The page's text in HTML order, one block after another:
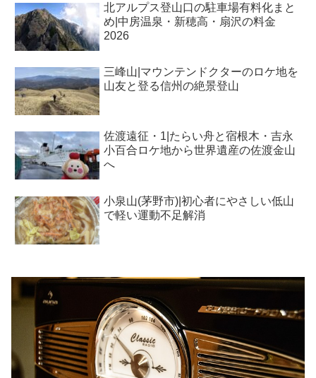
北アルプス登山口の駐車場有料化まと
め|中房温泉・新穂高・扇沢の料金
2026
三峰山|マウンテンドクターのロケ地を
山友と登る信州の絶景登山
佐渡遠征・1|たらい舟と宿根木・吉永
小百合ロケ地から世界遺産の佐渡金山
へ
小泉山(茅野市)|初心者にやさしい低山
で軽い運動不足解消